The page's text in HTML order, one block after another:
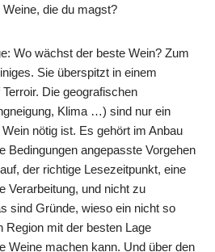
die du magst?
Wo wächst der beste Wein? Zum
Sie überspitzt in einem
Die geografischen
Klima …) sind nur ein
nötig ist. Es gehört im Anbau
Bedingungen angepasste Vorgehen
der richtige Lesezeitpunkt, eine
Verarbeitung, und nicht zu
sind Gründe, wieso ein nicht so
Region mit der besten Lage
Weine machen kann. Und über den